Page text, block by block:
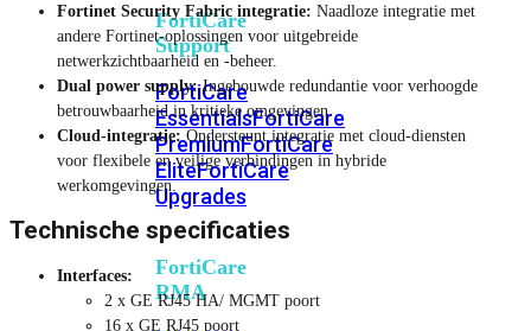
FortiCare
Support
FortiCare
EssentialsFortiCare
PremiumFortiCare
EliteFortiCare
Upgrades
FortiCare
RMA
Fortinet Security Fabric integratie: Naadloze integratie met
andere Fortinet-oplossingen voor uitgebreide
netwerkzichtbaarheid en -beheer.
Dual power supply:Ingebouwde redundantie voor verhoogde
betrouwbaarheid in kritieke omgevingen.
Cloud-integratie: Ondersteunt integratie met cloud-diensten
voor flexibele en veilige verbindingen in hybride
werkomgevingen.
Technische specificaties
Interfaces:
2 x GE RJ45 HA/ MGMT poort
16 x GE RJ45 poort